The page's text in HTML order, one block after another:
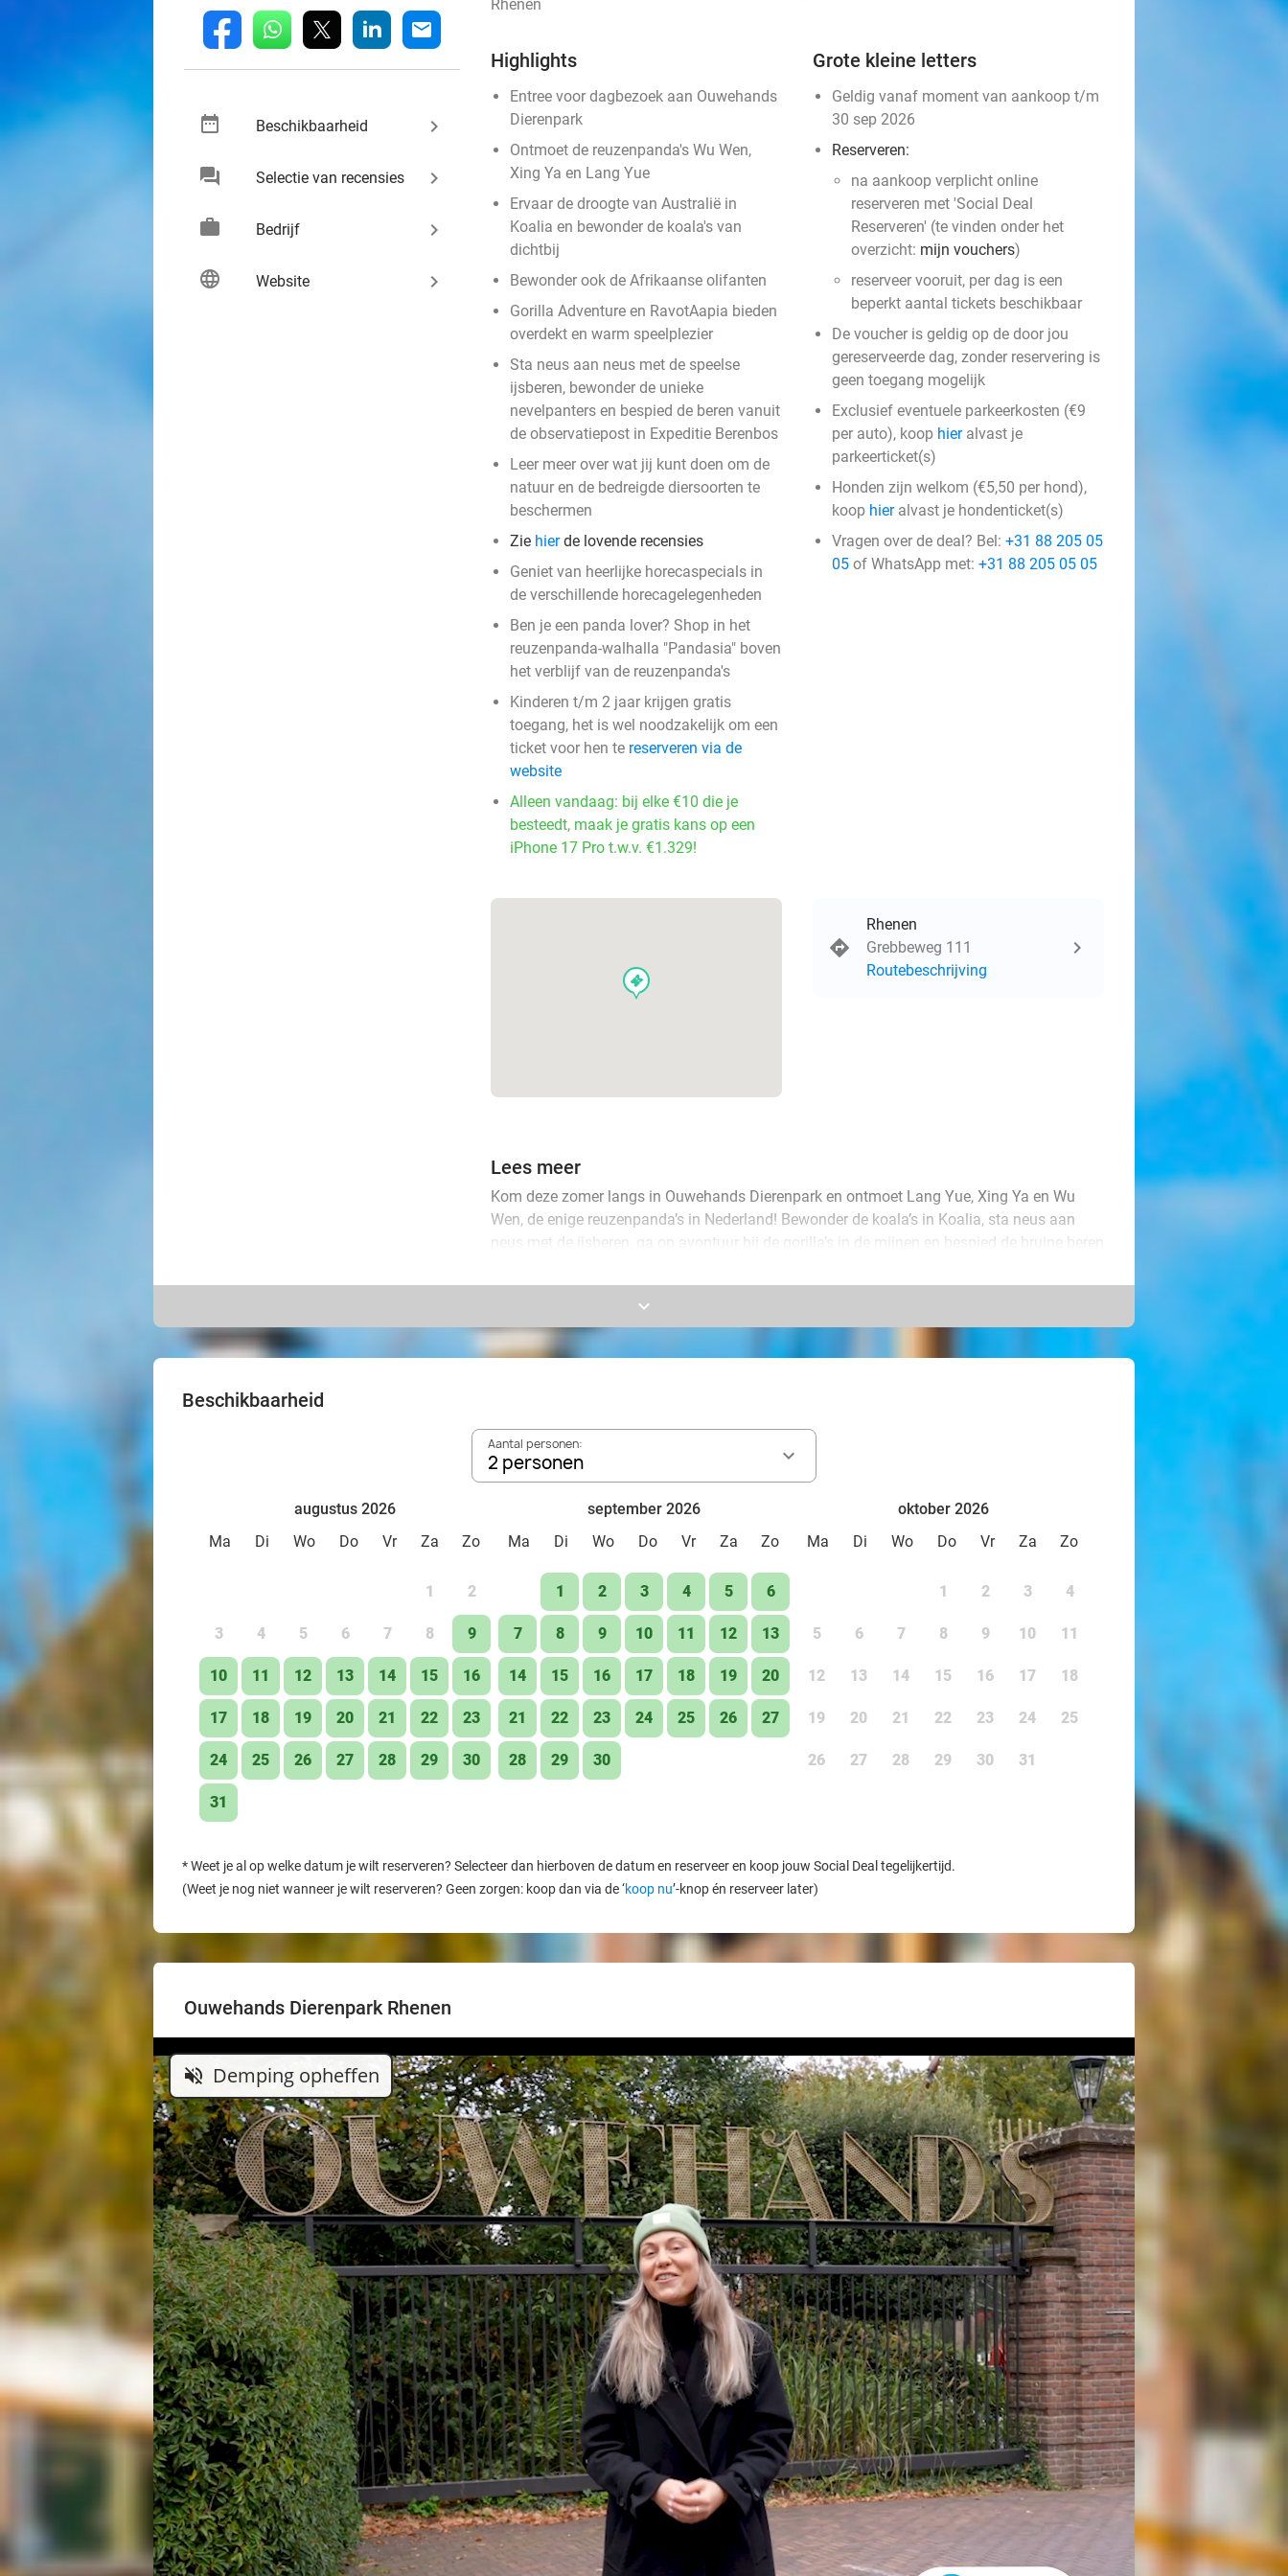
fb whatsapp linkedin mail
date_range Beschikbaarheid keyboard_arrow_right
chat Selectie van recensies keyboard_arrow_right
work Bedrijf keyboard_arrow_right
language Website keyboard_arrow_right
Rhenen
Highlights
Entree voor dagbezoek aan Ouwehands
Dierenpark
Ontmoet de reuzenpanda's Wu Wen,
Xing Ya en Lang Yue
Ervaar de droogte van Australië in
Koalia en bewonder de koala's van
dichtbij
Bewonder ook de Afrikaanse olifanten
Gorilla Adventure en RavotAapia bieden
overdekt en warm speelplezier
Sta neus aan neus met de speelse
ijsberen, bewonder de unieke
nevelpanters en bespied de beren vanuit
de observatiepost in Expeditie Berenbos
Leer meer over wat jij kunt doen om de
natuur en de bedreigde diersoorten te
beschermen
Zie hierde lovende recensies
Geniet van heerlijke horecaspecials in
de verschillende horecagelegenheden
Ben je een panda lover? Shop in het
reuzenpanda-walhalla "Pandasia" boven
het verblijf van de reuzenpanda's
Kinderen t/m 2 jaar krijgen gratis
toegang, het is wel noodzakelijk om een
ticket voor hen te reserveren via de
website
Alleen vandaag: bij elke €10 die je
besteedt, maak je gratis kans op een
iPhone 17 Pro t.w.v. €1.329!
Grote kleine letters
Geldig vanaf moment van aankoop t/m
30 sep 2026
Reserveren:
na aankoop verplicht online
reserveren met 'Social Deal
Reserveren' (te vinden onder het
overzicht: mijn vouchers)
reserveer vooruit, per dag is een
beperkt aantal tickets beschikbaar
De voucher is geldig op de door jou
gereserveerde dag, zonder reservering is
geen toegang mogelijk
Exclusief eventuele parkeerkosten (€9
per auto), koop hieralvast je
parkeerticket(s)
Honden zijn welkom (€5,50 per hond),
koop hieralvast je hondenticket(s)
Vragen over de deal? Bel: +31 88 205 05
05 of WhatsApp met: +31 88 205 05 05
events
Rhenen
Grebbeweg 111
Routebeschrijving
Lees meer
Kom deze zomer langs in Ouwehands Dierenpark en ontmoet Lang Yue, Xing Ya en Wu
Wen, de enige reuzenpanda’s in Nederland! Bewonder de koala’s in Koalia, sta neus aan
neus met de ijsberen, ga op avontuur bij de gorilla’s in de mijnen en bespied de bruine beren
de Afrikaanse dieren in de vernieuwde speeltuin Umkhosi of spring zo hoog als een
ringstaartmaki op de springkussens van de Maki Lounge. Geniet van heerlijke
horecaspecials in het Jungle restaurant of het Aziatische Pandasia en ga langs bij de
verrassende familieshow vol humor en avontuur van Bamboo Bill.
leefgebied, de bedreiging van wilde soortgenoten en wat jij kunt doen om hen te
beschermen.
keyboard_arrow_down
Beschikbaarheid
Aantal personen:
2 personen
augustus 2026
Ma
Di Wo Do Vr Za Zo
1 2
3 4 5 6 7 8 9
10 11 12 13 14 15 16
17 18 19 20 21 22 23
24 25 26 27 28 29 30
31
september 2026
Ma
Di Wo Do Vr Za Zo
1 2 3 4 5 6
7 8 9 10 11 12 13
14 15 16 17 18 19 20
21 22 23 24 25 26 27
28 29 30
oktober 2026
Ma
Di Wo Do Vr Za Zo
1 2 3 4
5 6 7 8 9 10 11
12 13 14 15 16 17 18
19 20 21 22 23 24 25
26 27 28 29 30 31
*Weet je al op welke datum je wilt reserveren? Selecteer dan hierboven de datum en reserveer en koop jouw Social Deal tegelijkertijd.
(Weet je nog niet wanneer je wilt reserveren? Geen zorgen: koop dan via de ‘koop nu’-knop én reserveer later)
Ouwehands Dierenpark Rhenen
volume_off Demping opheffen